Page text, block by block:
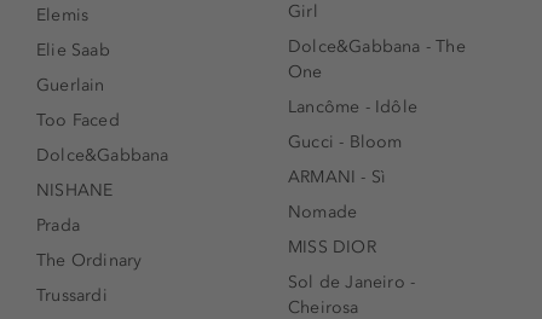
Elemis
Elie Saab
Guerlain
Too Faced
Dolce&Gabbana
NISHANE
Prada
The Ordinary
Trussardi
Girl
Dolce&Gabbana - The
One
Lancôme - Idôle
Gucci - Bloom
ARMANI - Sì
Nomade
MISS DIOR
Sol de Janeiro -
Cheirosa